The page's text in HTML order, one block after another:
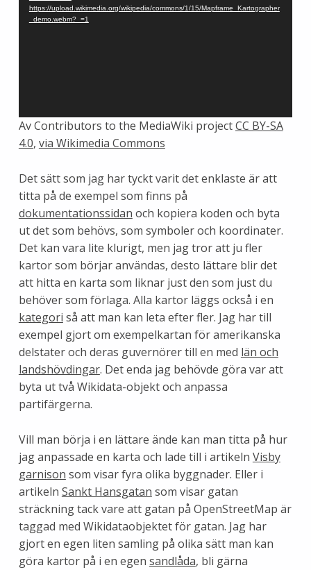
https://upload.wikimedia.org/wikipedia/commons/1/15/Mapframe_Kartographer
_demo.webm?_=1
Av Contributors to the MediaWiki projectCC BY-SA
4.0, via Wikimedia Commons
Det sätt som jag har tyckt varit det enklaste är att
titta på de exempel som finns på
dokumentationssidan och kopiera koden och byta
ut det som behövs, som symboler och koordinater.
Det kan vara lite klurigt, men jag tror att ju fler
kartor som börjar användas, desto lättare blir det
att hitta en karta som liknar just den som just du
behöver som förlaga. Alla kartor läggs också i en
kategori så att man kan leta efter fler. Jag har till
exempel gjort om exempelkartan för amerikanska
delstater och deras guvernörer till en med län och
landshövdingar. Det enda jag behövde göra var att
byta ut två Wikidata-objekt och anpassa
partifärgerna.
Vill man börja i en lättare ände kan man titta på hur
jag anpassade en karta och lade till i artikeln Visby
garnison som visar fyra olika byggnader. Eller i
artikeln Sankt Hansgatan som visar gatan
sträckning tack vare att gatan på OpenStreetMap är
taggad med Wikidataobjektet för gatan. Jag har
gjort en egen liten samling på olika sätt man kan
göra kartor på i en egen sandlåda, bli gärna